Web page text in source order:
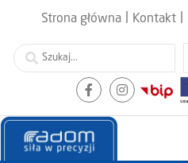
Strona główna Kontakt